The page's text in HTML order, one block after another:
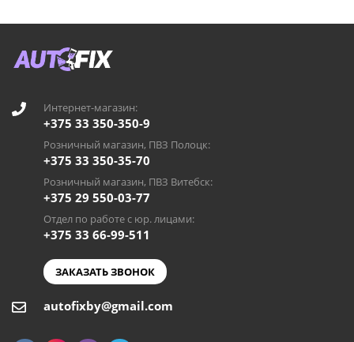
Интернет-магазин:
+375 33 350-350-9
Розничный магазин, ПВЗ Полоцк:
+375 33 350-35-70
Розничный магазин, ПВЗ Витебск:
+375 29 550-03-77
Отдел по работе с юр. лицами:
+375 33 66-99-511
ЗАКАЗАТЬ ЗВОНОК
autofixby@gmail.com